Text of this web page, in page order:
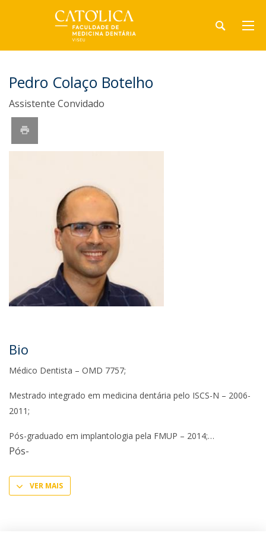
Pedro Colaço Botelho
Assistente Convidado
Bio
Médico Dentista – OMD 7757;
Mestrado integrado em medicina dentária pelo ISCS-N – 2006-
2011;
Pós-graduado em implantologia pela FMUP – 2014;
Pós-
VER MAIS